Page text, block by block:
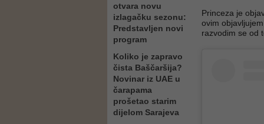
otvara novu
izlagačku sezonu:
Predstavljen novi
program
Koliko je zapravo
čista Baščaršija?
Novinar iz UAE u
čarapama
prošetao starim
dijelom Sarajeva
Princeza je
ovim
razvodim se od